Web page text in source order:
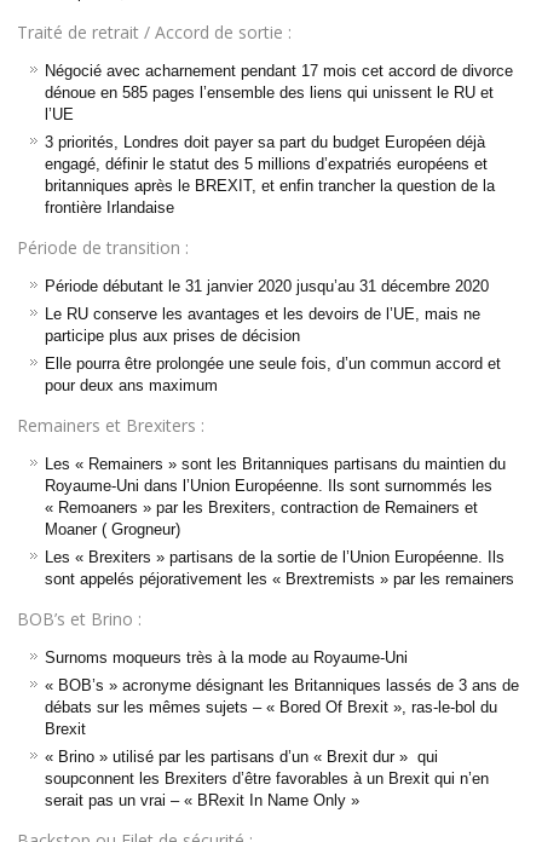
Traité de retrait / Accord de sortie :
Négocié avec acharnement pendant 17 mois cet accord de divorce
dénoue en 585 pages l’ensemble des liens qui unissent le RU et
l’UE
3 priorités, Londres doit payer sa part du budget Européen déjà
engagé, définir le statut des 5 millions d’expatriés européens et
britanniques après le BREXIT, et enfin trancher la question de la
frontière Irlandaise
Période de transition :
Période débutant le 31 janvier 2020 jusqu’au 31 décembre 2020
Le RU conserve les avantages et les devoirs de l’UE, mais ne
participe plus aux prises de décision
Elle pourra être prolongée une seule fois, d’un commun accord et
pour deux ans maximum
Remainers et Brexiters :
Les « Remainers » sont les Britanniques partisans du maintien du
Royaume-Uni dans l’Union Européenne. Ils sont surnommés les
« Remoaners » par les Brexiters, contraction de Remainers et
Moaner ( Grogneur)
Les « Brexiters » partisans de la sortie de l’Union Européenne. Ils
sont appelés péjorativement les « Brextremists » par les remainers
BOB’s et Brino :
Surnoms moqueurs très à la mode au Royaume-Uni
« BOB’s » acronyme désignant les Britanniques lassés de 3 ans de
débats sur les mêmes sujets – « Bored Of Brexit », ras-le-bol du
Brexit
« Brino » utilisé par les partisans d’un « Brexit dur » qui
soupconnent les Brexiters d’être favorables à un Brexit qui n’en
serait pas un vrai – « BRexit In Name Only »